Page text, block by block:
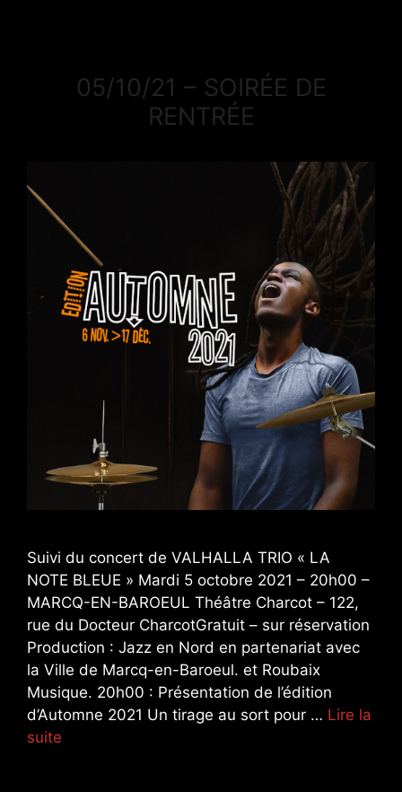
05/10/21 – SOIRÉE DE
RENTRÉE
Suivi du concert de VALHALLA TRIO « LA
NOTE BLEUE » Mardi 5 octobre 2021 – 20h00 –
MARCQ-EN-BAROEUL Théâtre Charcot – 122,
rue du Docteur CharcotGratuit – sur réservation
Production : Jazz en Nord en partenariat avec
la Ville de Marcq-en-Baroeul. et Roubaix
Musique. 20h00 : Présentation de l’édition
d’Automne 2021 Un tirage au sort pour … Lire la
suite